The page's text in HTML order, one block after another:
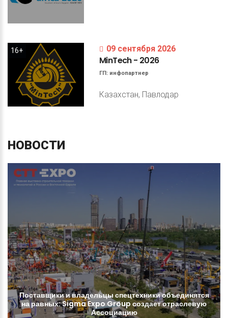
16+ 09 сентября 2026
MinTech- 2026
ГП: инфопартнер
Казахстан, Павлодар
НОВОСТИ
Поставщикиивладельцы спецтехникиобъединятся
наравных:SigmaExpo Group создаетотраслевую
Ассоциацию